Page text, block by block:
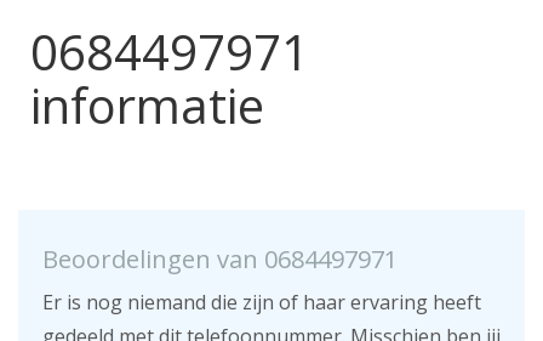
0684497971
informatie
Beoordelingen van 0684497971
Er is nog niemand die zijn of haar ervaring heeft